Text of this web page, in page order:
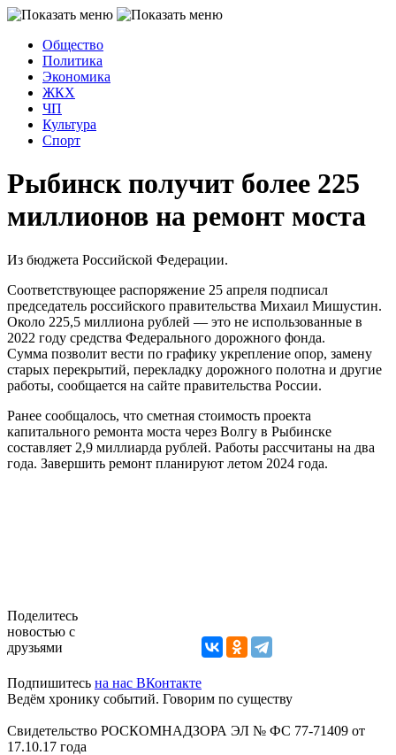
Общество
Политика
Экономика
ЖКХ
ЧП
Культура
Спорт
Рыбинск получит более 225
миллионов на ремонт моста
Из бюджета Российской Федерации.
Соответствующее распоряжение 25 апреля подписал
председатель российского правительства Михаил Мишустин.
Около 225,5 миллиона рублей — это не использованные в
2022 году средства Федерального дорожного фонда.
Сумма позволит вести по графику укрепление опор, замену
старых перекрытий, перекладку дорожного полотна и другие
работы, сообщается на сайте правительства России.
Ранее сообщалось, что сметная стоимость проекта
капитального ремонта моста через Волгу в Рыбинске
составляет 2,9 миллиарда рублей. Работы рассчитаны на два
года. Завершить ремонт планируют летом 2024 года.
Поделитесь
новостью с
друзьями
Подпишитесь на нас ВКонтакте
Ведём хронику событий. Говорим по существу
Свидетельство РОСКОМНАДЗОРА ЭЛ № ФС 77-71409 от
17.10.17 года